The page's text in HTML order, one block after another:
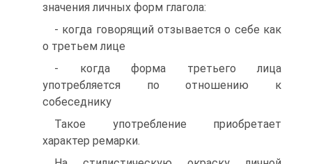
значения личных форм глагола:
- когда говорящий отзывается о себе как
о третьем лице
- когда форма третьего лица
употребляется по отношению к
собеседнику
Такое употребление приобретает
характер ремарки.